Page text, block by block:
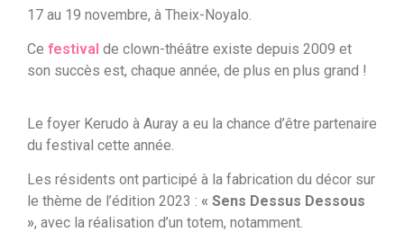
17 au 19 novembre, à Theix-Noyalo.
Ce festival de clown-théâtre existe depuis 2009 et
son succès est, chaque année, de plus en plus grand !
Le foyer Kerudo à Auray a eu la chance d’être partenaire
du festival cette année.
Les résidents ont participé à la fabrication du décor sur
le thème de l’édition 2023 : « Sens Dessus Dessous
», avec la réalisation d’un totem, notamment.